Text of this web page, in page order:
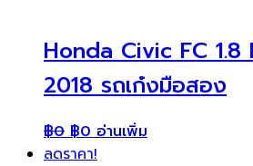
Honda Civic FC 1.8
2018 รถเก๋งมือสอง
฿0 ฿0 อ่านเพิ่ม
ลดราคา!